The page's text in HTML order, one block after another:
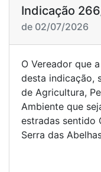
Indicação
de 02/07/2026
O Vereador que
desta indicação,
de Agricultura,
Ambiente que
estradas sentido
Serra das